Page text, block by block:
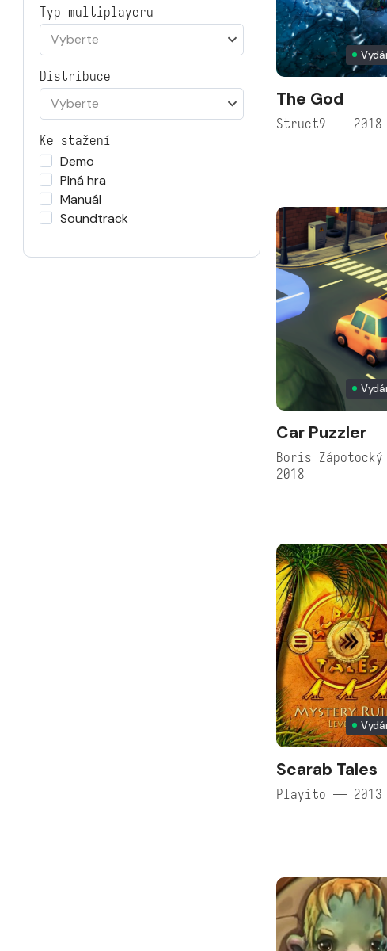
Typ multiplayeru
Vyberte
Distribuce
Vyberte
Ke stažení
Demo
Plná hra
Manuál
Soundtrack
The God
Struct9 — 2018
Car Puzzler
Boris
2018
Scarab Tales
Playito — 2013